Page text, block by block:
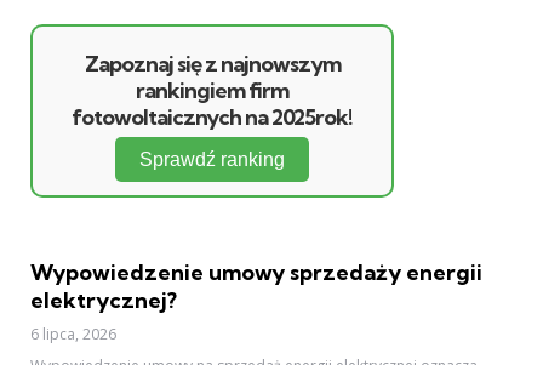
Zapoznaj się z najnowszym
rankingiem firm
fotowoltaicznych na 2025rok!
Sprawdź ranking
Wypowiedzenie umowy sprzedaży energii
elektrycznej?
6 lipca, 2026